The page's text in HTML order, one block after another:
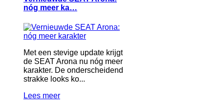
nóg meer ka…
Met een stevige update krijgt
de SEAT Arona nu nóg meer
karakter. De onderscheidend
strakke looks ko...
Lees meer